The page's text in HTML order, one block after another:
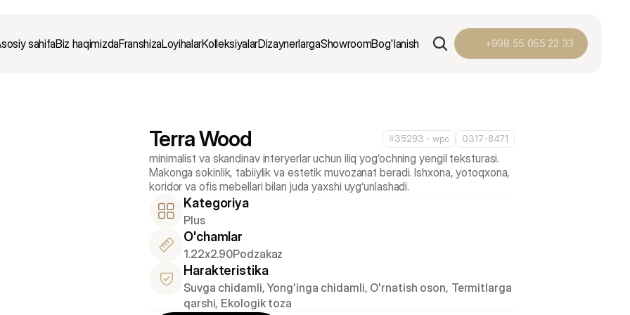
Terra Wood #35293 - wpс 0317-8471
minimalist va skandinav interyerlar uchun iliq yog‘ochning yengil teksturasi.
Makonga sokinlik, tabiiylik va estetik muvozanat beradi. Ishxona, yotoqxona,
Kategoriya
Plus
O'chamlar
1.22x2.90Podzakaz
Harakteristika
Suvga chidamli, Yong'inga chidamli, O'rnatish oson, Termitlarga
qarshi, Ekologik toza
sahifaBiz haqimizdaFranshizaLoyihalarKolleksiyalarDizaynerlargaShowroomBog'lanish +998 55 055 22 33